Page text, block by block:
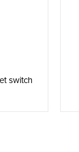
switch